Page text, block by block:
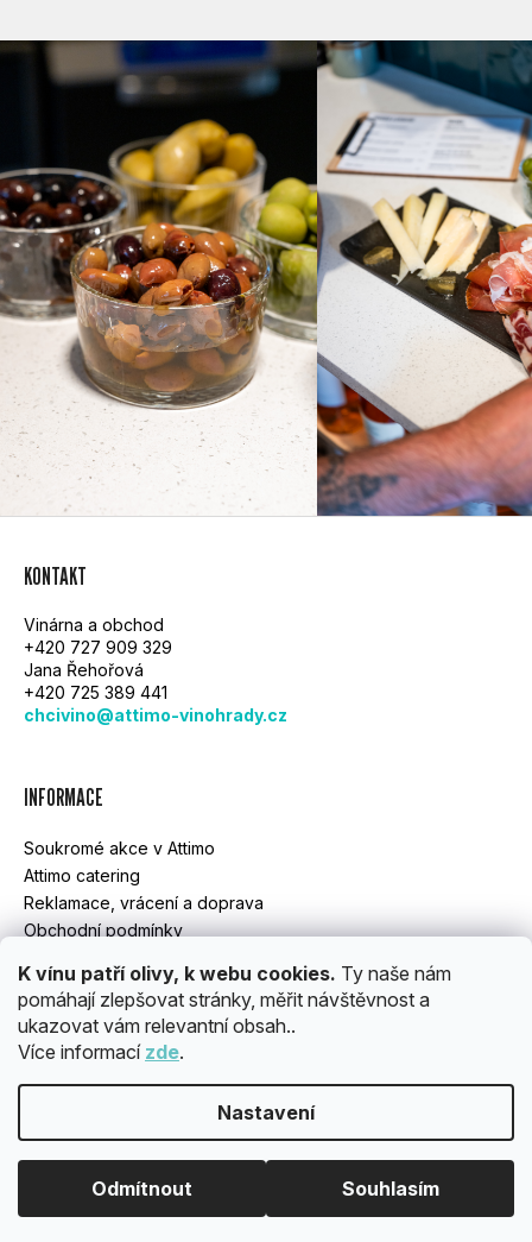
K vínu patří olivy, k webu cookies. Ty naše nám
pomáhají zlepšovat stránky, měřit návštěvnost a
ukazovat vám relevantní obsah..
Více informací zde.
Nastavení
Odmítnout Souhlasím
KONTAKT
Vinárna a obchod
+420 727 909 329
Jana Řehořová
+420 725 389 441
chcivino@attimo-vinohrady.cz
INFORMACE
Soukromé akce v Attimo
Attimo catering
Reklamace, vrácení a doprava
Obchodní podmínky
INSTAGRAM
Copyright 2026ATTIMO. Všechna práva vyhrazena.Upravit